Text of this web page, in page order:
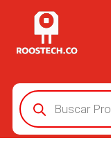
Búsqueda
de
productos